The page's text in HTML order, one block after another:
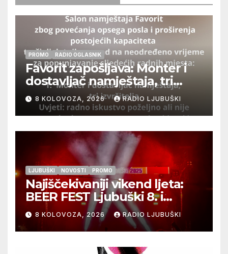
PROMO RADIO OGLASNIK
Favorit zapošljava: Monter i
dostavljač namještaja, tri
izvršitelja
8 KOLOVOZA, 2026 RADIO LJUBUŠKI
LJUBUŠKI NOVOSTI PROMO
Najiščekivaniji vikend ljeta:
BEER FEST Ljubuški 8. i
9.kolovoza
8 KOLOVOZA, 2026 RADIO LJUBUŠKI